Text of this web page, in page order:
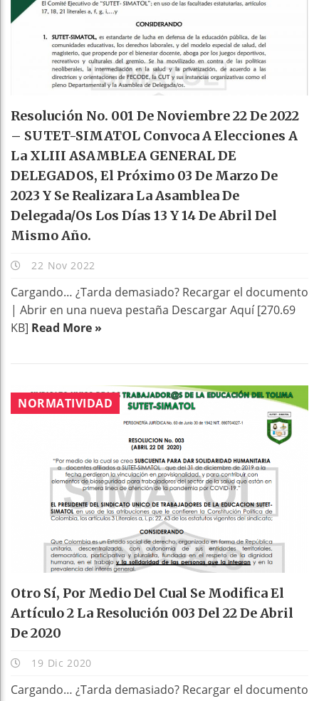
Resolución No. 001 De Noviembre 22 De 2022
– SUTET-SIMATOL Convoca A Elecciones A
La XLIII ASAMBLEA GENERAL DE
DELEGADOS, El Próximo 03 De Marzo De
2023 Y Se Realizara La Asamblea De
Delegada/os Los Días 13 Y 14 De Abril Del
Mismo Año.
22 Nov 2022
Cargando… ¿Tarda demasiado? Recargar el documento
| Abrir en una nueva pestaña Descargar Aquí [270.69
KB] Read More »
NORMATIVIDAD
Otro Sí, Por Medio Del Cual Se Modifica El
Artículo 2 La Resolución 003 Del 22 De Abril
De 2020
19 Dic 2020
Cargando… ¿Tarda demasiado? Recargar el documento